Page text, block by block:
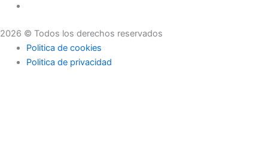
2026 © Todos los derechos reservados
Politica de cookies
Politica de privacidad